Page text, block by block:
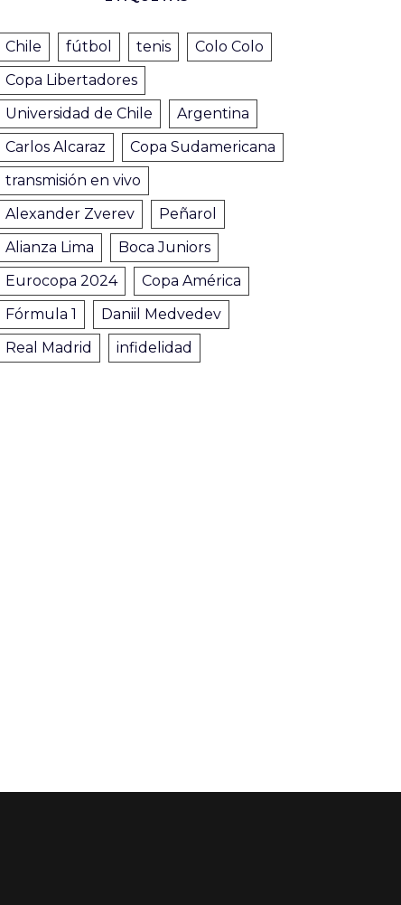
Chile fútbol tenis
Colo Colo
Copa Libertadores
Universidad de Chile
Argentina
Carlos Alcaraz
Copa Sudamericana
transmisión en vivo
Alexander Zverev
Peñarol
Alianza Lima
Boca Juniors
Eurocopa 2024
Copa América
Fórmula 1
Daniil Medvedev
Real Madrid
infidelidad